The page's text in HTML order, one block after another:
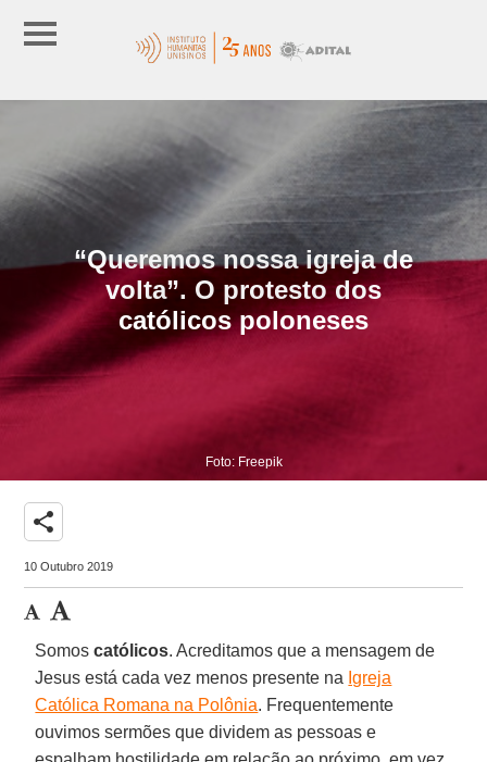
“Queremos nossa igreja de
volta”. O protesto dos
católicos poloneses
Foto: Freepik
share
10 Outubro 2019
Somoscatólicos. Acreditamos que a mensagem de
Jesus está cada vez menos presente na Igreja
Católica Romana na Polônia. Frequentemente
ouvimos sermões que dividem as pessoas e